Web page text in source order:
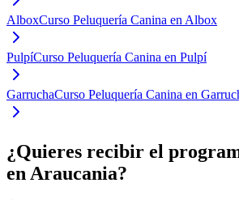
AlboxCurso Peluquería Canina en Albox
PulpíCurso Peluquería Canina en Pulpí
GarruchaCurso Peluquería Canina en
¿Quieres recibir el
en Araucania?